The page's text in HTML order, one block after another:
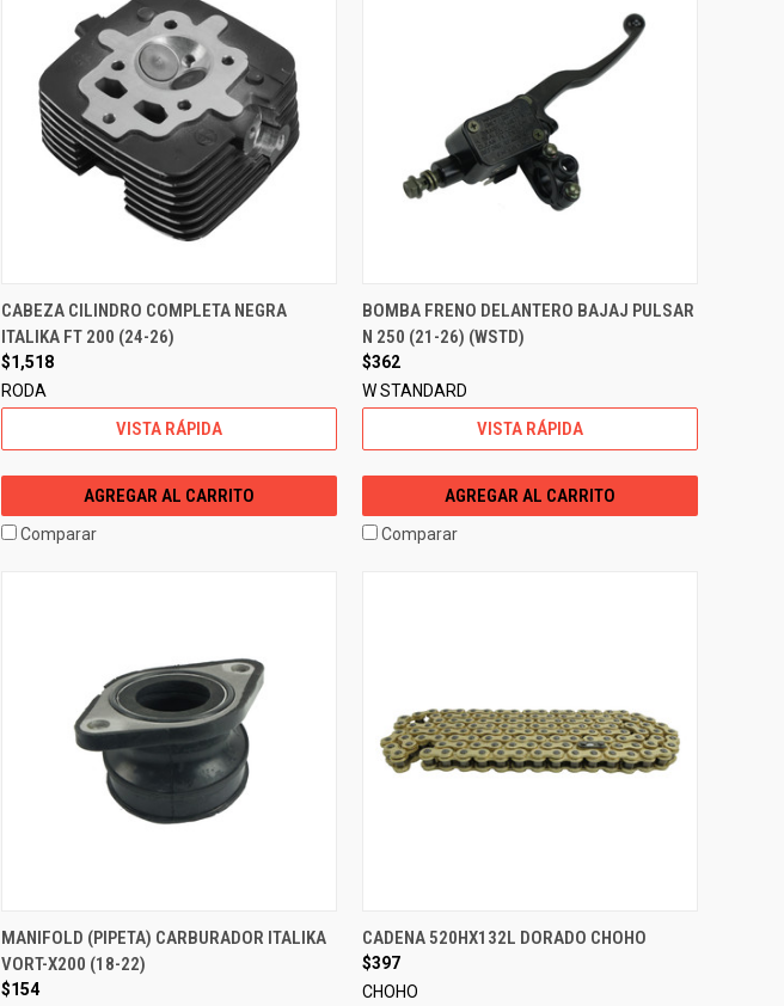
CABEZA CILINDRO COMPLETA NEGRA
ITALIKA FT 200 (24-26)
$1,518
RODA
VISTA RÁPIDA
AGREGAR AL CARRITO
Comparar
BOMBA FRENO DELANTERO BAJAJ PULSAR
N 250 (21-26) (WSTD)
$362
W STANDARD
VISTA RÁPIDA
AGREGAR AL CARRITO
Comparar
MANIFOLD (PIPETA) CARBURADOR ITALIKA
VORT-X200 (18-22)
$154
CADENA 520HX132L DORADO CHOHO
$397
CHOHO